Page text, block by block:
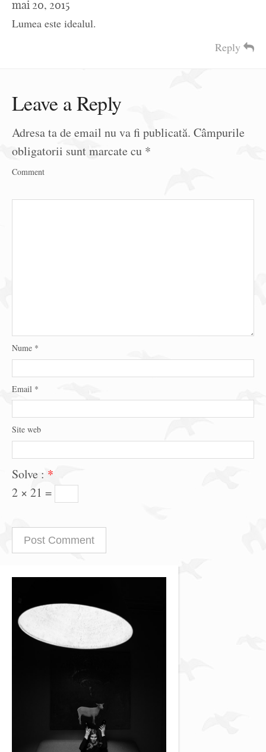
mai 20, 2015
Lumea este idealul.
Reply
Leave a Reply
Adresa ta de email nu va fi publicată. Câmpurile
obligatorii sunt marcate cu *
Comment
Nume *
Email *
Site web
Solve : *
2 × 21 =